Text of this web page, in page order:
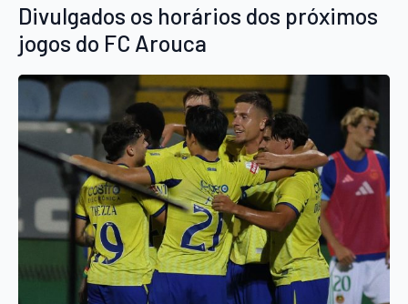
Divulgados os horários dos próximos
jogos do FC Arouca